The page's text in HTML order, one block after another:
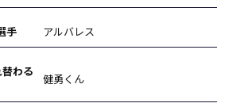
手 アルバレス
わる
健勇くん